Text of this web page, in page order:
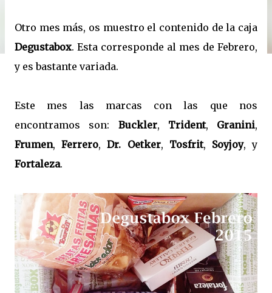
Otro mes más, os muestro el contenido de la caja
Degustabox. Esta corresponde al mes de Febrero,
y es bastante variada.
Este mes las marcas con las que nos
encontramos son: Buckler, Trident, Granini,
Frumen,Ferrero,Dr. Oetker, Tosfrit, Soyjoy, y
Fortaleza.